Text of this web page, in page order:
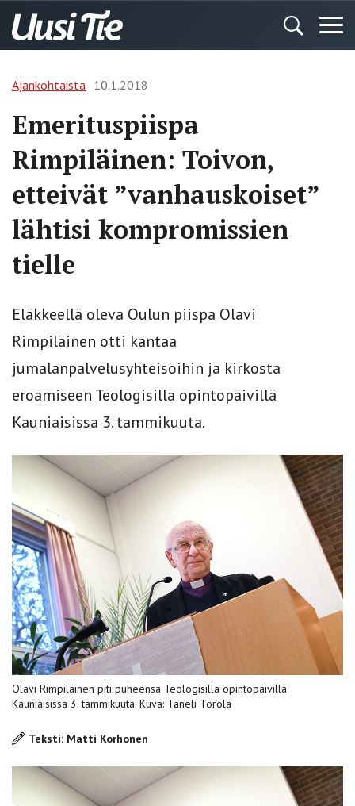
Ajankohtaista 10.1.2018
Emerituspiispa
Rimpiläinen: Toivon,
etteivät ”vanhauskoiset”
lähtisi kompromissien
tielle
Eläkkeellä oleva Oulun piispa Olavi
Rimpiläinen otti kantaa
jumalanpalvelusyhteisöihin ja kirkosta
eroamiseen Teologisilla opintopäivillä
Kauniaisissa 3. tammikuuta.
Olavi Rimpiläinen piti puheensa Teologisilla opintopäivillä
Kauniaisissa 3. tammikuuta. Kuva: Taneli Törölä
Teksti: Matti Korhonen